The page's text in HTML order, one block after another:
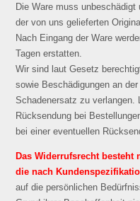
Die Ware muss
der von uns gelieferten
Nach Eingang der Ware
Tagen erstatten.
Wir sind laut Gesetz
sowie Beschädigungen an
Schadenersatz zu verlangen.
Rücksendung bei
bei einer eventuellen
Das Widerrufsrecht besteht
die nach
auf die persönlichen